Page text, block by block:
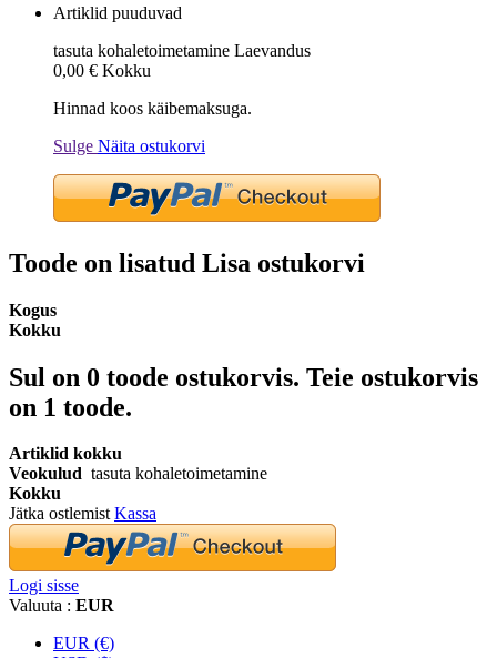
Artiklid puuduvad
tasuta kohaletoimetamine Laevandus
0,00 € Kokku
Hinnad koos käibemaksuga.
Sulge Näita ostukorvi
Toode on lisatud Lisa ostukorvi
Kogus
Kokku
Sul on 0 toode ostukorvis. Teie ostukorvis
on 1 toode.
Artiklid kokku
Veokulud tasuta kohaletoimetamine
Kokku
Jätka ostlemistKassa
Logi sisse
Valuuta : EUR
EUR (€)